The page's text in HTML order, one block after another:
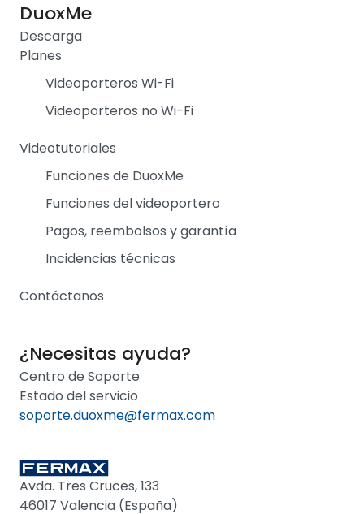
DuoxMe
Descarga
Planes
Videoporteros Wi-Fi
Videoporteros no Wi-Fi
Videotutoriales
Funciones de DuoxMe
Funciones del videoportero
Pagos, reembolsos y garantía
Incidencias técnicas
Contáctanos
¿Necesitas ayuda?
Centro de Soporte
Estado del servicio
soporte.duoxme@fermax.com
Avda. Tres Cruces, 133
46017 Valencia (España)